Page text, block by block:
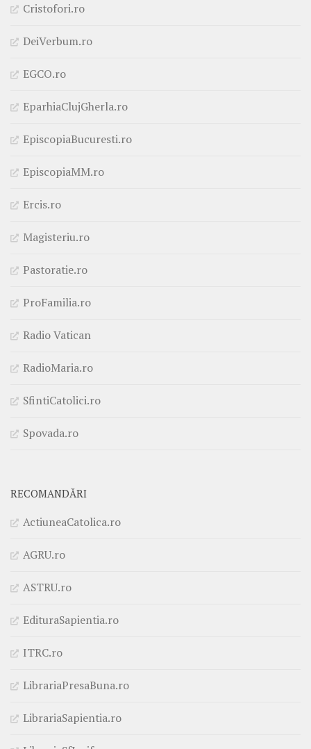
Cristofori.ro
DeiVerbum.ro
EGCO.ro
EparhiaClujGherla.ro
EpiscopiaBucuresti.ro
EpiscopiaMM.ro
Ercis.ro
Magisteriu.ro
Pastoratie.ro
ProFamilia.ro
Radio Vatican
RadioMaria.ro
SfintiCatolici.ro
Spovada.ro
RECOMANDĂRI
ActiuneaCatolica.ro
AGRU.ro
ASTRU.ro
EdituraSapientia.ro
ITRC.ro
LibrariaPresaBuna.ro
LibrariaSapientia.ro